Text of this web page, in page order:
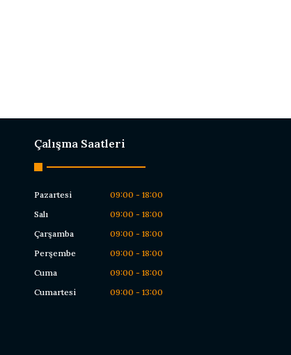
Çalışma Saatleri
Pazartesi
09:00 - 18:00
Salı
09:00 - 18:00
Çarşamba
09:00 - 18:00
Perşembe
09:00 - 18:00
Cuma
09:00 - 18:00
Cumartesi
09:00 - 13:00